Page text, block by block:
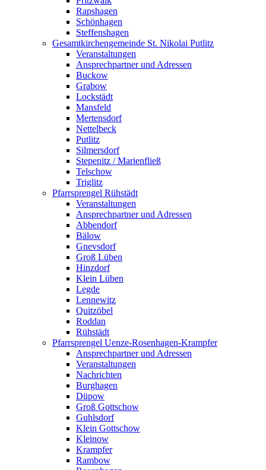
Rapshagen
Schönhagen
Steffenshagen
Gesamtkirchengemeinde St. Nikolai Putlitz
Veranstaltungen
Ansprechpartner und Adressen
Buckow
Grabow
Lockstädt
Mansfeld
Mertensdorf
Nettelbeck
Putlitz
Silmersdorf
Stepenitz / Marienfließ
Telschow
Triglitz
Pfarrsprengel Rühstädt
Veranstaltungen
Ansprechpartner und Adressen
Abbendorf
Bälow
Gnevsdorf
Groß Lüben
Hinzdorf
Klein Lüben
Legde
Lennewitz
Quitzöbel
Roddan
Rühstädt
Pfarrsprengel Uenze-Rosenhagen-Krampfer
Ansprechpartner und Adressen
Veranstaltungen
Nachrichten
Burghagen
Düpow
Groß Gottschow
Guhlsdorf
Klein Gottschow
Kleinow
Krampfer
Rambow